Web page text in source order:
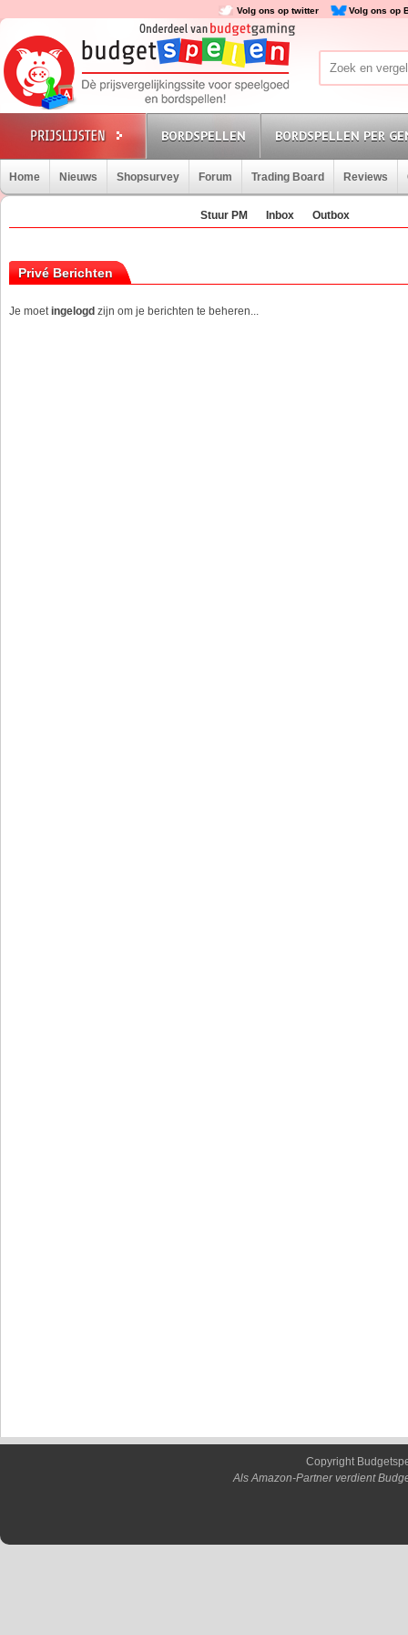
Volg ons op twitter Volg ons op
BORDSPELLEN BORDSPELLEN PER
Home Nieuws Shopsurvey Forum Trading Board Reviews
Stuur PM Inbox Outbox
Privé Berichten
Je moetingelogd zijn om je berichten te beheren...
Copyright
Als Amazon-Partner verdient